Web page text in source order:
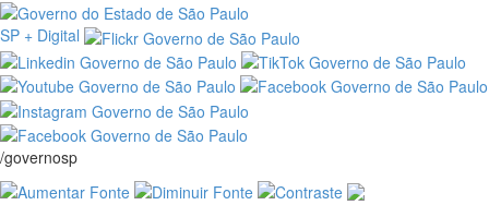
SP + Digital
/governosp